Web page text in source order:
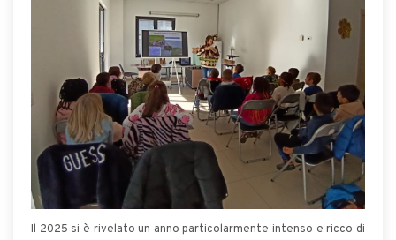
Il 2025 si è rivelato un anno particolarmente intenso e ricco di